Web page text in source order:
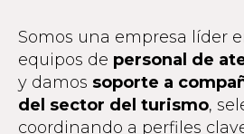
Somos una empresa líder
equipos de personal de
y damos soporte a
del sector del turismo,
coordinando a perfiles